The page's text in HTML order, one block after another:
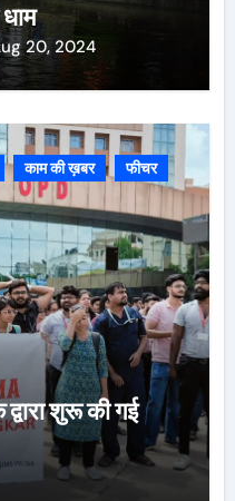
20, 2024
काम की ख़बर फीचर
शुरू की गई